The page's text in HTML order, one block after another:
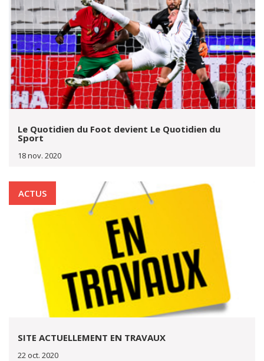
Le Quotidien du Foot devient Le Quotidien du
Sport
18 nov. 2020
ACTUS
SITE ACTUELLEMENT EN TRAVAUX
22 oct. 2020